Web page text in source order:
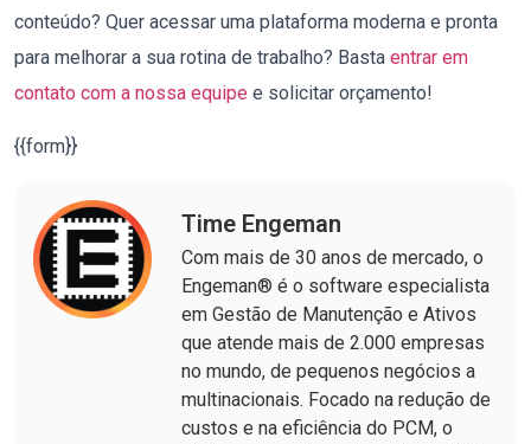
conteúdo? Quer acessar uma plataforma moderna e pronta
para melhorar a sua rotina de trabalho? Basta entrar em
contato com a nossa equipe e solicitar orçamento!
{{form}}
Time Engeman
Com mais de 30 anos de mercado, o
Engeman® é o software especialista
em Gestão de Manutenção e Ativos
que atende mais de 2.000 empresas
no mundo, de pequenos negócios a
multinacionais. Focado na redução de
custos e na eficiência do PCM, o